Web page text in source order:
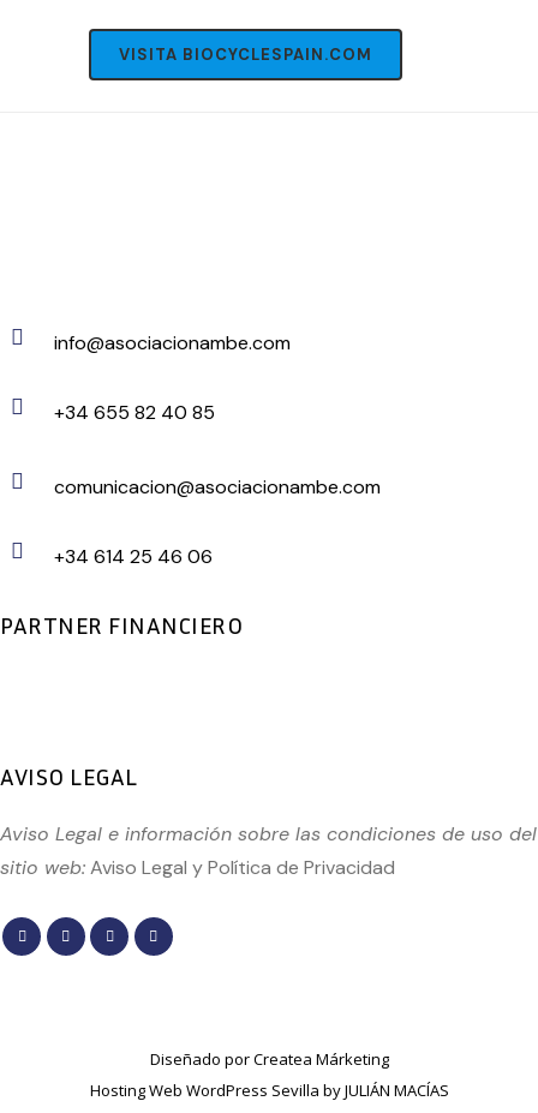
VISITA BIOCYCLESPAIN.COM
info@asociacionambe.com
+34 655 82 40 85
comunicacion@asociacionambe.com
+34 614 25 46 06
PARTNER FINANCIERO
AVISO LEGAL
Aviso Legal e información sobre las condiciones de uso del
sitio web:Aviso Legal yPolítica de Privacidad
Diseñado porCreatea Márketing
Hosting Web WordPress Sevilla by JULIÁN MACÍAS